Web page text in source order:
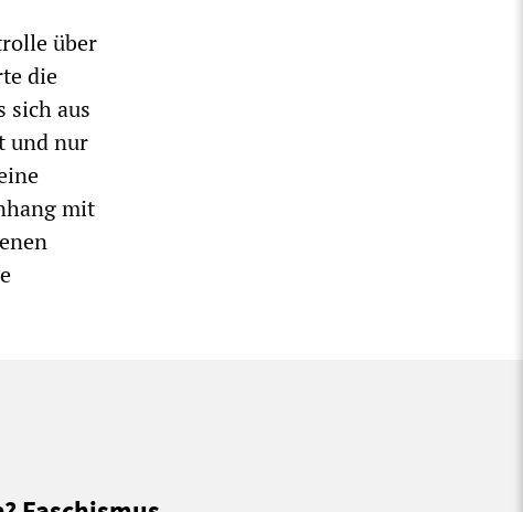
über
die
sich aus
und nur
mit